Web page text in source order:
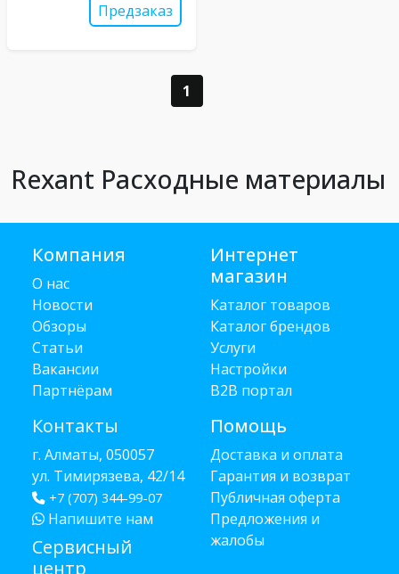
Предзаказ
1
Rexant Расходные материалы
Компания
О нас
Новости
Обзоры
Статьи
Вакансии
Партнёрам
Контакты
г. Алматы, 050057
ул. Тимирязева, 42/14
+7 (707) 344-99-07
Напишите нам
Сервисный
центр
Интернет
магазин
Каталог товаров
Каталог брендов
Услуги
Настройки
B2B портал
Помощь
Доставка и оплата
Гарантия и возврат
Публичная оферта
Предложения и
жалобы